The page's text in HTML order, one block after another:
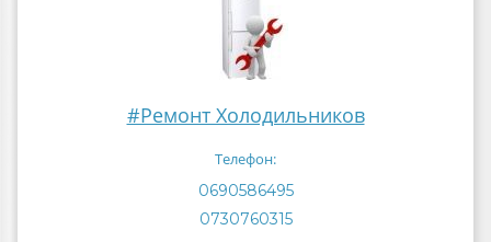
#Ремонт Холодильников
Телефон:
0690586495
0730760315